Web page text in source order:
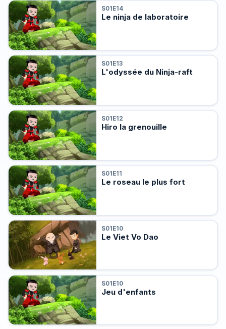
S01E14
Le ninja de laboratoire
S01E13
L'odyssée du Ninja-raft
S01E12
Hiro la grenouille
S01E11
Le roseau le plus fort
S01E10
Le Viet Vo Dao
S01E10
Jeu d'enfants